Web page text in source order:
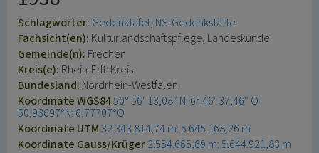
Schlagwörter: Gedenktafel NS-Gedenkstätte
Fachsicht(en): Kulturlandschaftspflege, Landeskunde
Gemeinde(n): Frechen
Kreis(e): Rhein-Erft-Kreis
Bundesland: Nordrhein-Westfalen
Koordinate WGS8450° 56′ 13,08″ N: 6° 46′ 37,46″ O
50,93697°N: 6,77707°O
Koordinate UTM 32.343.814,74 m: 5.645.168,26 m
Koordinate Gauss/Krüger2.554.665,69 m: 5.644.921,83 m